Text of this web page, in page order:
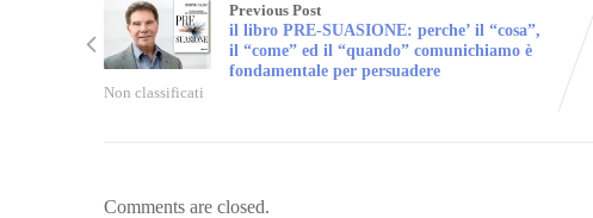
Previous Post
il libro PRE-SUASIONE: perche’ il “cosa”,
il “come” ed il “quando” comunichiamo è
fondamentale per persuadere
Non classificati
Comments are closed.